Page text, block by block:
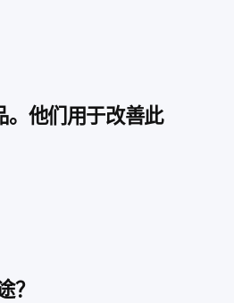
。他们用于改善此
？